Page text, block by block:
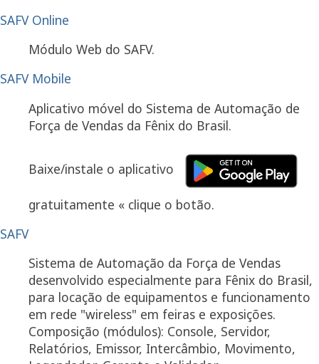
SAFV Online
Módulo Web do SAFV.
SAFV Mobile
Aplicativo móvel do Sistema de Automação de
Força de Vendas da Fênix do Brasil.
Baixe/instale o aplicativo
gratuitamente « clique o botão.
SAFV
Sistema de Automação da Força de Vendas
desenvolvido especialmente para Fênix do Brasil,
para locação de equipamentos e funcionamento
em rede "wireless" em feiras e exposições.
Composição (módulos): Console, Servidor,
Relatórios, Emissor, Intercâmbio, Movimento,